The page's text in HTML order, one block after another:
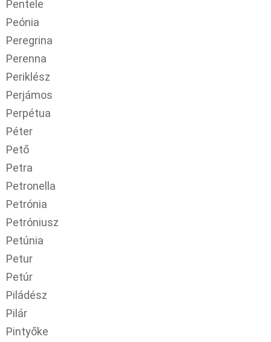
Pentele
Peónia
Peregrina
Perenna
Periklész
Perjámos
Perpétua
Péter
Pető
Petra
Petronella
Petrónia
Petróniusz
Petúnia
Petur
Petúr
Piládész
Pilár
Pintyőke